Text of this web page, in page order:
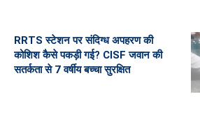
RRTS स्टेशन पर संदिग्ध अपहरण की
कोशिश कैसे पकड़ी गई? CISF जवान की
सतर्कता से 7 वर्षीय बच्चा सुरक्षित